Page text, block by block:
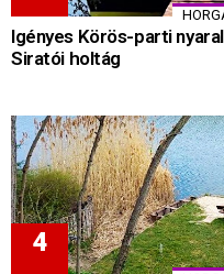
Igényes Körös-parti
Siratói holtág